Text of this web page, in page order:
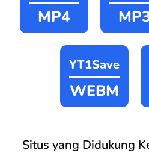
MP4
YT1Save
WEBM
Situs yang Didukung